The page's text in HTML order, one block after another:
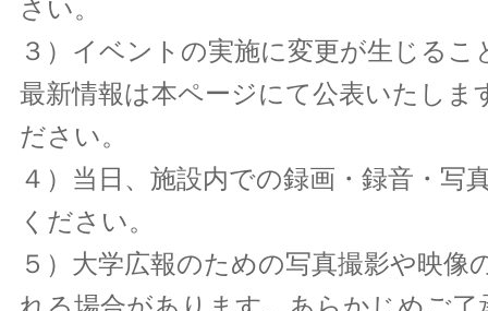
さい。
３）イベントの実施に変更が生じるこ
最新情報は本ページにて公表いたしま
ださい。
４）当日、施設内での録画・録音・写
ください。
５）大学広報のための写真撮影や映像